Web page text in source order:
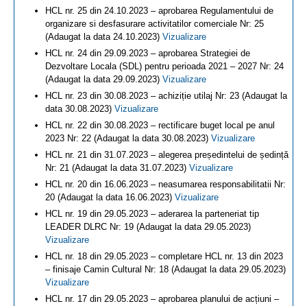
HCL nr. 25 din 24.10.2023 – aprobarea Regulamentului de
organizare si desfasurare activitatilor comerciale Nr: 25
(Adaugat la data 24.10.2023) Vizualizare
HCL nr. 24 din 29.09.2023 – aprobarea Strategiei de
Dezvoltare Locala (SDL) pentru perioada 2021 – 2027 Nr: 24
(Adaugat la data 29.09.2023) Vizualizare
HCL nr. 23 din 30.08.2023 – achiziție utilaj Nr: 23 (Adaugat la
data 30.08.2023) Vizualizare
HCL nr. 22 din 30.08.2023 – rectificare buget local pe anul
2023 Nr: 22 (Adaugat la data 30.08.2023) Vizualizare
HCL nr. 21 din 31.07.2023 – alegerea președintelui de ședință
Nr: 21 (Adaugat la data 31.07.2023) Vizualizare
HCL nr. 20 din 16.06.2023 – neasumarea responsabilitatii Nr:
20 (Adaugat la data 16.06.2023) Vizualizare
HCL nr. 19 din 29.05.2023 – aderarea la parteneriat tip
LEADER DLRC Nr: 19 (Adaugat la data 29.05.2023)
Vizualizare
HCL nr. 18 din 29.05.2023 – completare HCL nr. 13 din 2023
– finisaje Camin Cultural Nr: 18 (Adaugat la data 29.05.2023)
Vizualizare
HCL nr. 17 din 29.05.2023 – aprobarea planului de acțiuni –